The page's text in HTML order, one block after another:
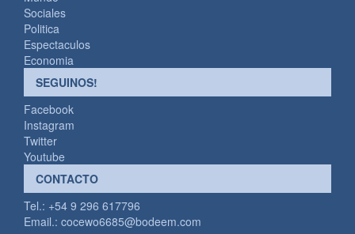
Sociales
Politica
Espectaculos
Economia
SEGUINOS!
Facebook
Instagram
Twitter
Youtube
CONTACTO
Tel.: +54 9 296 617796
Email.: cocewo6685@bodeem.com